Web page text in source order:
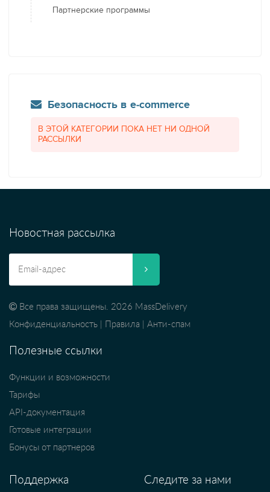
Партнерские программы
Безопасность в e-commerce
В ЭТОЙ КАТЕГОРИИ ПОКА НЕТ НИ ОДНОЙ
РАССЫЛКИ
Новостная рассылка
Все права защищены. 2026 MassDelivery
Конфиденциальность
Правила Анти-спам
Полезные ссылки
Функции и возможности
Тарифы
API-документация
Готовые интеграции
Бонусы от партнеров
Поддержка Следите за нами